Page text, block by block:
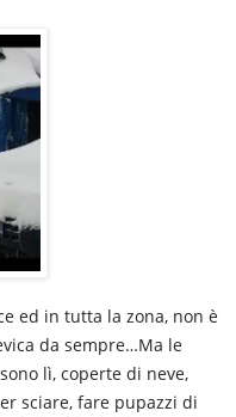
ed in tutta la zona, non è
da sempre…Ma le
lì, coperte di neve,
sciare, fare pupazzi di